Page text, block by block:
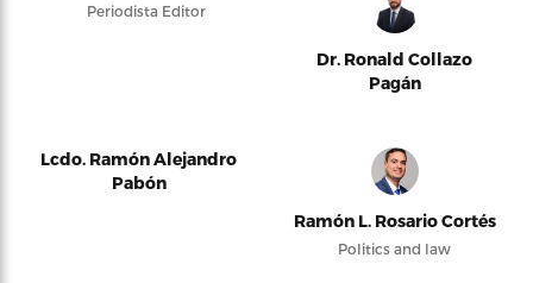
Periodista Editor
Dr. Ronald Collazo
Pagán
Lcdo. Ramón Alejandro
Pabón
Ramón L. Rosario Cortés
Politics and law